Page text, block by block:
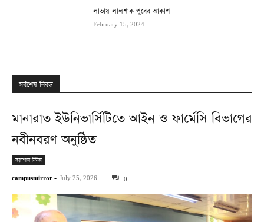
লাভায় লালশাক পুবের আকাশ
February 15, 2024
সর্বশেষ নিবন্ধ
মানারাত ইউনিভার্সিটিতে আইন ও ফার্মেসি বিভাগের
নবীনবরণ অনুষ্ঠিত
ক্যাম্পাস নিউজ
campusmirror - July 25, 2026 0